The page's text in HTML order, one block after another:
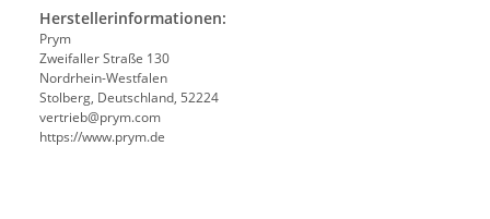
Herstellerinformationen:
Prym
Zweifaller Straße 130
Nordrhein-Westfalen
Stolberg, Deutschland, 52224
vertrieb@prym.com
https://www.prym.de